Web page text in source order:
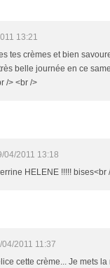
13:21
tes crèmes et bien
belle journée en ce
/> <br />
04/2011 13:18
HELENE !!!!! bises<br
04/2011 11:37
cette crème... Je mets